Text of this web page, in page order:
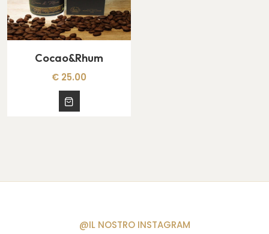
Cocao&Rhum
€ 25.00
@IL NOSTRO INSTAGRAM